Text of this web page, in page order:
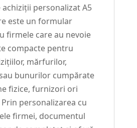
personalizat A5
este un formular
firmele care au nevoie
compacte pentru
mărfurilor,
bunurilor cumpărate
fizice, furnizori ori
personalizarea cu
firmei, documentul